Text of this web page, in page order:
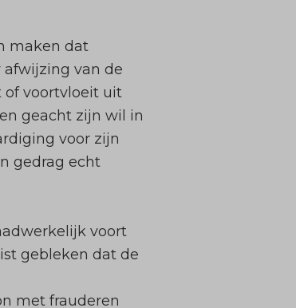
maken dat
van de
of voortvloeit uit
geacht zijn wil in
voor zijn
gedrag echt
voort
gebleken dat de
met frauderen